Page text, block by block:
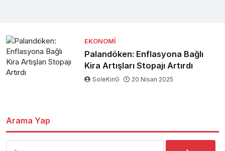
EKONOMI
Palandöken: Enflasyona Bağlı
Kira Artışları Stopajı Artırdı
SoleKinG 20 Nisan 2025
Arama Yap